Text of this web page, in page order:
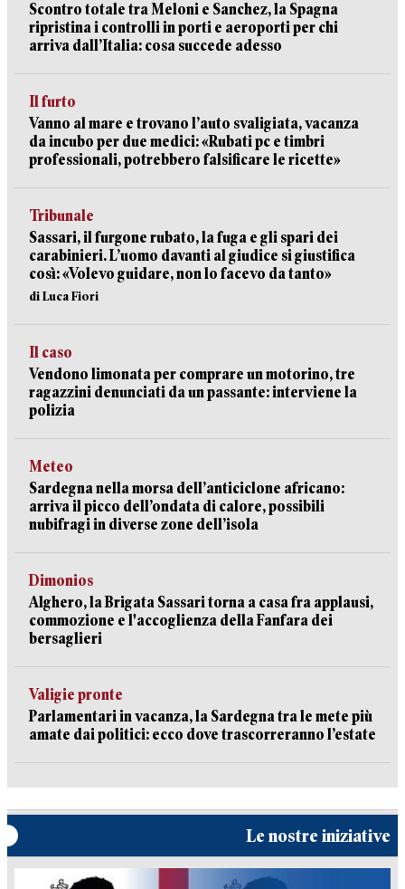
Scontro totale tra Meloni e Sanchez, la Spagna
ripristina i controlli in porti e aeroporti per chi
arriva dall’Italia: cosa succede adesso
Il furto
Vanno al mare e trovano l’auto svaligiata, vacanza
da incubo per due medici: «Rubati pc e timbri
professionali, potrebbero falsificare le ricette»
Tribunale
Sassari, il furgone rubato, la fuga e gli spari dei
carabinieri. L’uomo davanti al giudice si giustifica
così: «Volevo guidare, non lo facevo da tanto»
di Luca Fiori
Il caso
Vendono limonata per comprare un motorino, tre
ragazzini denunciati da un passante: interviene la
polizia
Meteo
Sardegna nella morsa dell’anticiclone africano:
arriva il picco dell’ondata di calore, possibili
nubifragi in diverse zone dell’isola
Dimonios
Alghero, la Brigata Sassari torna a casa fra applausi,
commozione e l'accoglienza della Fanfara dei
bersaglieri
Valigie pronte
Parlamentari in vacanza, la Sardegna tra le mete più
amate dai politici: ecco dove trascorreranno l’estate
Le nostre iniziative